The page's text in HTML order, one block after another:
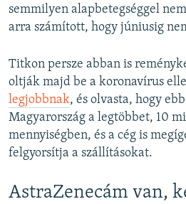
semmilyen alapbetegséggel
arra számított, hogy júniusig
Titkon persze abban is
oltják majd be a koronavírus
legjobbnak, és olvasta, hogy
Magyarország a legtöbbet, 10
mennyiségben, és a cég is
felgyorsítja a szállításokat.
AstraZenecám van,